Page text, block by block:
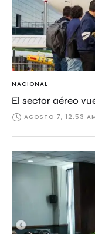
NACIONAL
El sector aéreo
AGOSTO 7, 12:53